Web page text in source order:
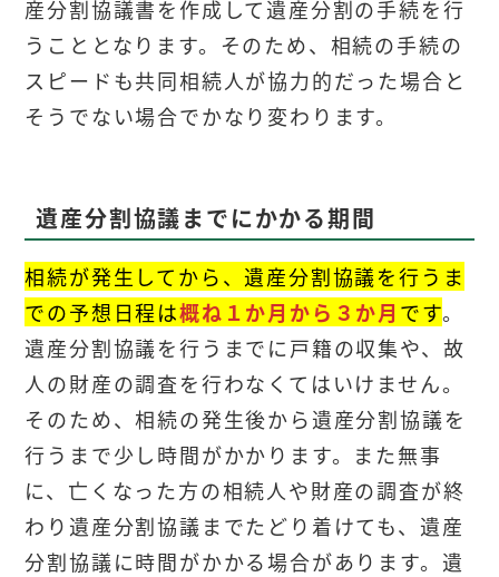
産分割協議書を作成して遺産分割の手続を行
うこととなります。そのため、相続の手続の
スピードも共同相続人が協力的だった場合と
そうでない場合でかなり変わります。
遺産分割協議までにかかる期間
相続が発生してから、遺産分割協議を行うま
での予想日程は概ね１か月から３か月 です。
遺産分割協議を行うまでに戸籍の収集や、故
人の財産の調査を行わなくてはいけません。
そのため、相続の発生後から遺産分割協議を
行うまで少し時間がかかります。また無事
に、亡くなった方の相続人や財産の調査が終
わり遺産分割協議までたどり着けても、遺産
分割協議に時間がかかる場合があります。遺